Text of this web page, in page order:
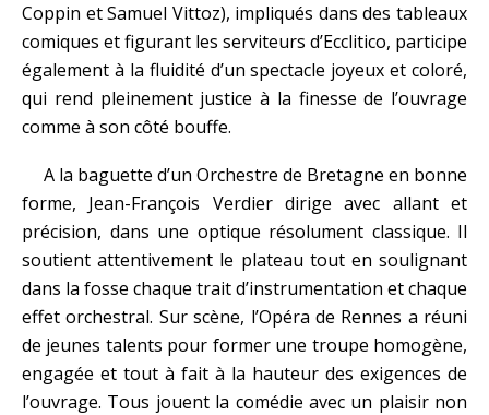
Coppin et Samuel Vittoz), impliqués dans des tableaux
comiques et figurant les serviteurs d’Ecclitico, participe
également à la fluidité d’un spectacle joyeux et coloré,
qui rend pleinement justice à la finesse de l’ouvrage
comme à son côté bouffe.
A la baguette d’un Orchestre de Bretagne en bonne
forme, Jean-François Verdier dirige avec allant et
précision, dans une optique résolument classique. Il
soutient attentivement le plateau tout en soulignant
dans la fosse chaque trait d’instrumentation et chaque
effet orchestral. Sur scène, l’Opéra de Rennes a réuni
de jeunes talents pour former une troupe homogène,
engagée et tout à fait à la hauteur des exigences de
l’ouvrage. Tous jouent la comédie avec un plaisir non